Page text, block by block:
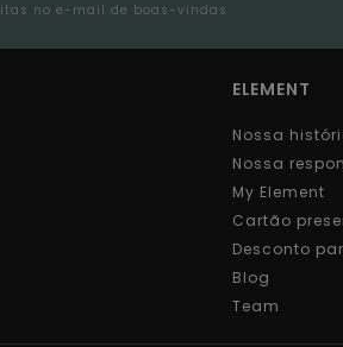
no e-mail de boas-vindas
ELEMENT
Nossa
Nossa
My Element
Cartão
Desconto
Blog
Team